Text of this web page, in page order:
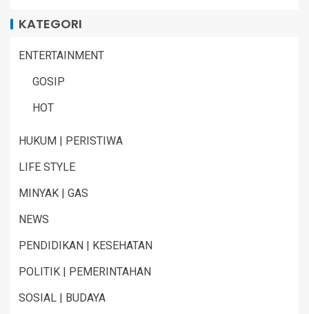
KATEGORI
ENTERTAINMENT
GOSIP
HOT
HUKUM | PERISTIWA
LIFE STYLE
MINYAK | GAS
NEWS
PENDIDIKAN | KESEHATAN
POLITIK | PEMERINTAHAN
SOSIAL | BUDAYA